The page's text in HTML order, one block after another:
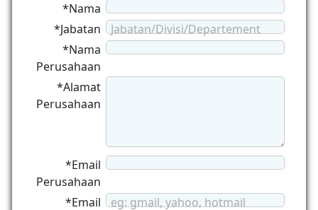
*Nama
*Jabatan
Jabatan/Divisi/Departement
*Nama
Perusahaan
*Alamat
Perusahaan
*Email
Perusahaan
*Email
eg: gmail, yahoo, hotmail